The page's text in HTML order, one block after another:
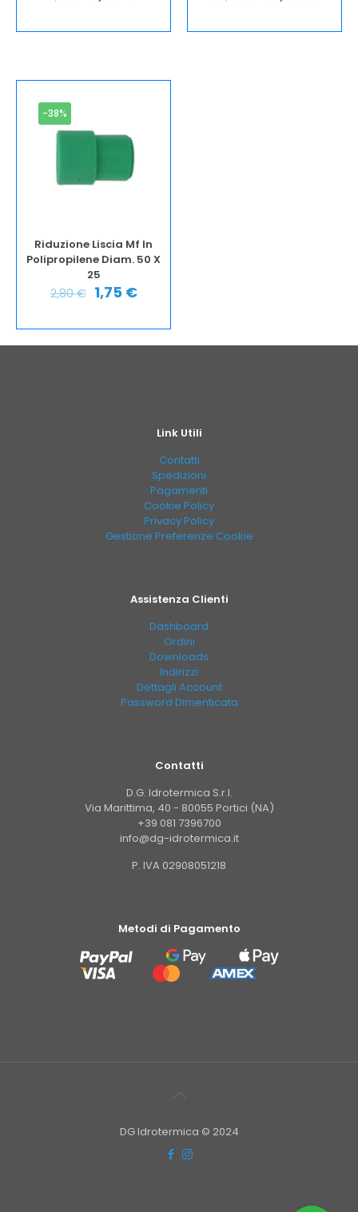
-38%
Riduzione Liscia Mf In
Polipropilene Diam. 50 X
25
2,80€ 1,75 €
Link Utili
Contatti
Spedizioni
Pagamenti
Cookie Policy
Privacy Policy
Gestione Preferenze Cookie
Assistenza Clienti
Dashboard
Ordini
Downloads
Indirizzi
Dettagli Account
Password Dimenticata
Contatti
D.G. Idrotermica S.r.l.
Via Marittima, 40 - 80055 Portici (NA)
+39 081 7396700
info@dg-idrotermica.it
P. IVA 02908051218
Metodi di Pagamento
DG Idrotermica © 2024